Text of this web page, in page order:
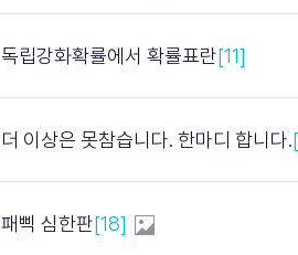
독립강화확률에서 확률표란[11]
더 이상은 못참습니다. 한마디 합니다.
패삑 심한판[18]